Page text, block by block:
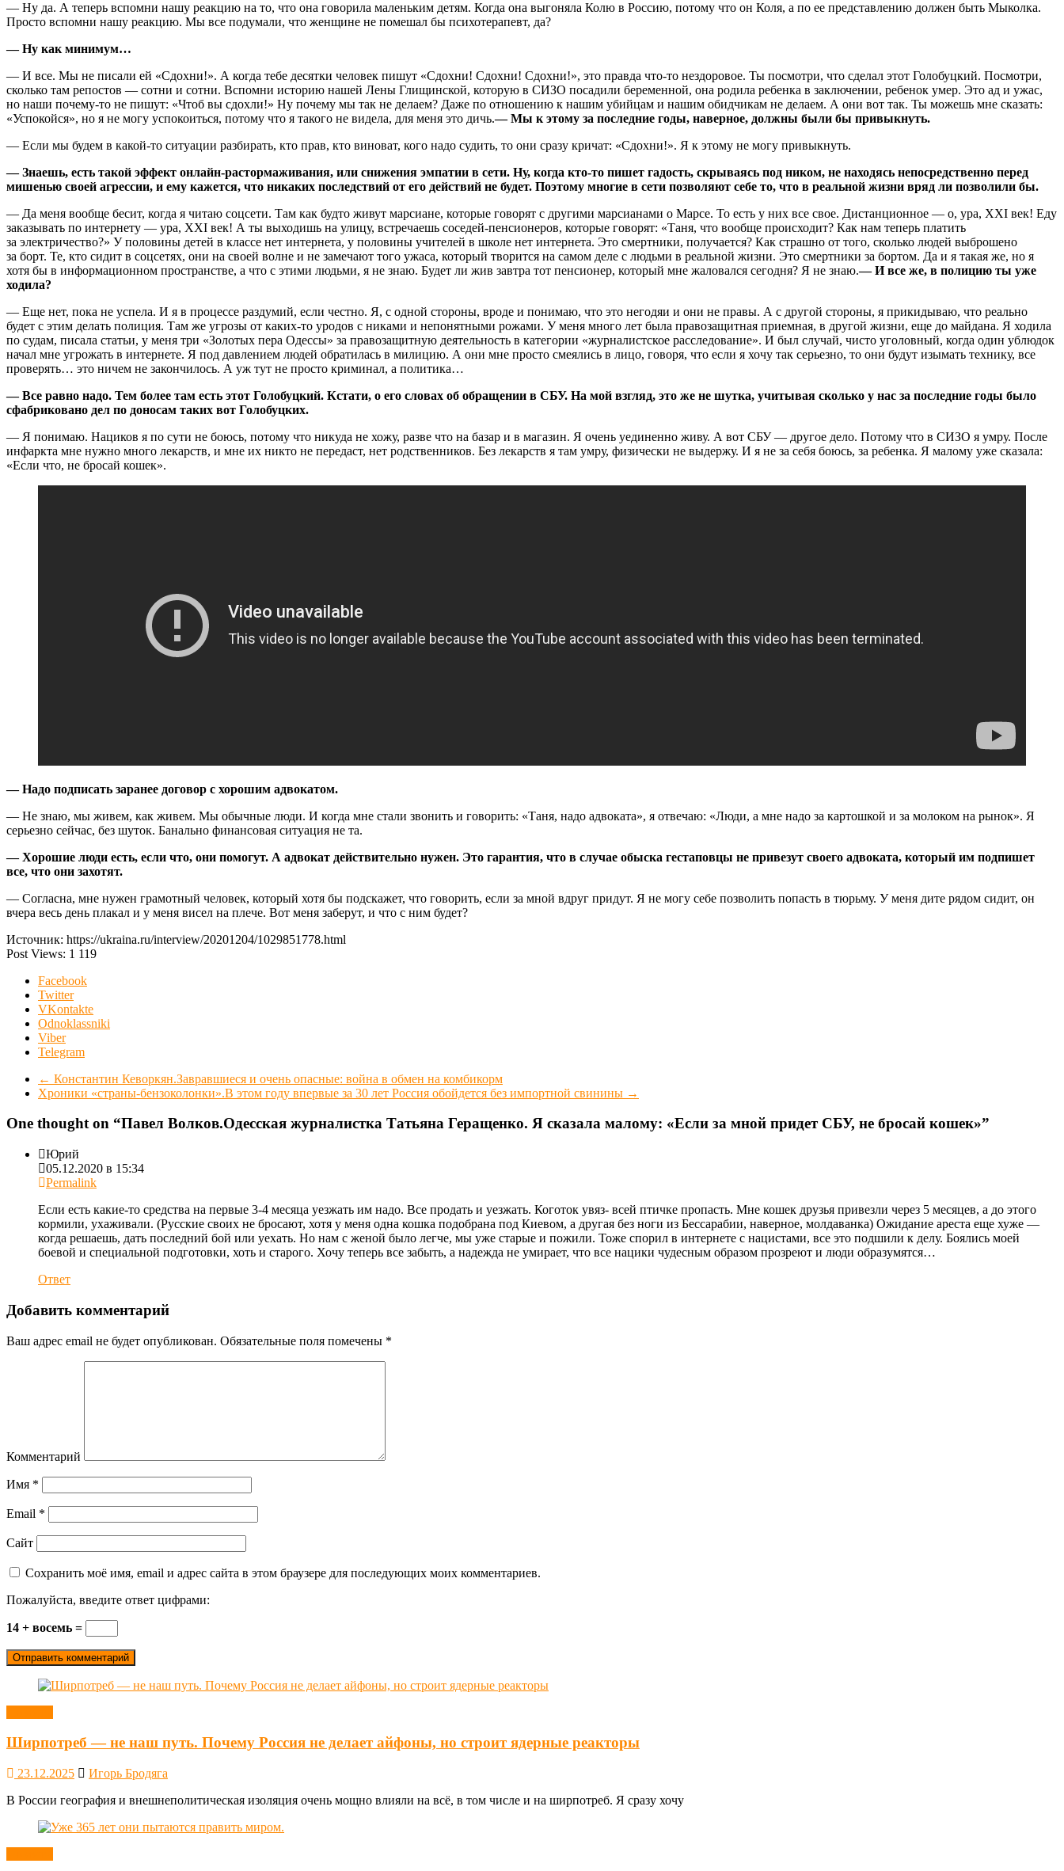
— Ну да. А теперь вспомни нашу реакцию на то, что она говорила маленьким детям. Когда она выгоняла Колю в Россию, потому что он Коля, а по ее представлению должен быть Мыколка.
Просто вспомни нашу реакцию. Мы все подумали, что женщине не помешал бы психотерапевт, да?
— Ну как минимум…
— И все. Мы не писали ей «Сдохни!». А когда тебе десятки человек пишут «Сдохни! Сдохни! Сдохни!», это правда что-то нездоровое. Ты посмотри, что сделал этот Голобуцкий. Посмотри,
сколько там репостов — сотни и сотни. Вспомни историю нашей Лены Глищинской, которую в СИЗО посадили беременной, она родила ребенка в заключении, ребенок умер. Это ад и ужас,
но наши почему-то не пишут: «Чтоб вы сдохли!» Ну почему мы так не делаем? Даже по отношению к нашим убийцам и нашим обидчикам не делаем. А они вот так. Ты можешь мне сказать:
«Успокойся», но я не могу успокоиться, потому что я такого не видела, для меня это дичь.— Мы к этому за последние годы, наверное, должны были бы привыкнуть.
— Если мы будем в какой-то ситуации разбирать, кто прав, кто виноват, кого надо судить, то они сразу кричат: «Сдохни!». Я к этому не могу привыкнуть.
— Знаешь, есть такой эффект онлайн-растормаживания, или снижения эмпатии в сети. Ну, когда кто-то пишет гадость, скрываясь под ником, не находясь непосредственно перед
мишенью своей агрессии, и ему кажется, что никаких последствий от его действий не будет. Поэтому многие в сети позволяют себе то, что в реальной жизни вряд ли позволили бы.
— Да меня вообще бесит, когда я читаю соцсети. Там как будто живут марсиане, которые говорят с другими марсианами о Марсе. То есть у них все свое. Дистанционное — о, ура, XXI век! Еду
заказывать по интернету — ура, XXI век! А ты выходишь на улицу, встречаешь соседей-пенсионеров, которые говорят: «Таня, что вообще происходит? Как нам теперь платить
за электричество?» У половины детей в классе нет интернета, у половины учителей в школе нет интернета. Это смертники, получается? Как страшно от того, сколько людей выброшено
за борт. Те, кто сидит в соцсетях, они на своей волне и не замечают того ужаса, который творится на самом деле с людьми в реальной жизни. Это смертники за бортом. Да и я такая же, но я
хотя бы в информационном пространстве, а что с этими людьми, я не знаю. Будет ли жив завтра тот пенсионер, который мне жаловался сегодня? Я не знаю.— И все же, в полицию ты уже
ходила?
— Еще нет, пока не успела. И я в процессе раздумий, если честно. Я, с одной стороны, вроде и понимаю, что это негодяи и они не правы. А с другой стороны, я прикидываю, что реально
будет с этим делать полиция. Там же угрозы от каких-то уродов с никами и непонятными рожами. У меня много лет была правозащитная приемная, в другой жизни, еще до майдана. Я ходила
по судам, писала статьи, у меня три «Золотых пера Одессы» за правозащитную деятельность в категории «журналистское расследование». И был случай, чисто уголовный, когда один ублюдок
начал мне угрожать в интернете. Я под давлением людей обратилась в милицию. А они мне просто смеялись в лицо, говоря, что если я хочу так серьезно, то они будут изымать технику, все
проверять… это ничем не закончилось. А уж тут не просто криминал, а политика…
— Все равно надо. Тем более там есть этот Голобуцкий. Кстати, о его словах об обращении в СБУ. На мой взгляд, это же не шутка, учитывая сколько у нас за последние годы было
сфабриковано дел по доносам таких вот Голобуцких.
— Я понимаю. Нациков я по сути не боюсь, потому что никуда не хожу, разве что на базар и в магазин. Я очень уединенно живу. А вот СБУ — другое дело. Потому что в СИЗО я умру. После
инфаркта мне нужно много лекарств, и мне их никто не передаст, нет родственников. Без лекарств я там умру, физически не выдержу. И я не за себя боюсь, за ребенка. Я малому уже сказала:
«Если что, не бросай кошек».
— Надо подписать заранее договор с хорошим адвокатом.
— Не знаю, мы живем, как живем. Мы обычные люди. И когда мне стали звонить и говорить: «Таня, надо адвоката», я отвечаю: «Люди, а мне надо за картошкой и за молоком на рынок». Я
серьезно сейчас, без шуток. Банально финансовая ситуация не та.
— Хорошие люди есть, если что, они помогут. А адвокат действительно нужен. Это гарантия, что в случае обыска гестаповцы не привезут своего адвоката, который им подпишет
все, что они захотят.
— Согласна, мне нужен грамотный человек, который хотя бы подскажет, что говорить, если за мной вдруг придут. Я не могу себе позволить попасть в тюрьму. У меня дите рядом сидит, он
вчера весь день плакал и у меня висел на плече. Вот меня заберут, и что с ним будет?
Источник: https://ukraina.ru/interview/20201204/1029851778.html
Post Views: 1 119
Facebook
Twitter
VKontakte
Odnoklassniki
Viber
Telegram
← Константин Кеворкян.Завравшиеся и очень опасные: война в обмен на комбикорм
Хроники «страны-бензоколонки».В этом году впервые за 30 лет Россия обойдется без импортной свинины →
One thought on “Павел Волков.Одесская журналистка Татьяна Геращенко. Я сказала малому: «Если за мной придет СБУ, не бросай кошек»”
Юрий
05.12.2020 в 15:34
Permalink
Если есть какие-то средства на первые 3-4 месяца уезжать им надо. Все продать и уезжать. Коготок увяз- всей птичке пропасть. Мне кошек друзья привезли через 5 месяцев, а до этого
кормили, ухаживали. (Русские своих не бросают, хотя у меня одна кошка подобрана под Киевом, а другая без ноги из Бессарабии, наверное, молдаванка) Ожидание ареста еще хуже —
когда решаешь, дать последний бой или уехать. Но нам с женой было легче, мы уже старые и пожили. Тоже спорил в интернете с нацистами, все это подшили к делу. Боялись моей
боевой и специальной подготовки, хоть и старого. Хочу теперь все забыть, а надежда не умирает, что все нацики чудесным образом прозреют и люди образумятся…
Ответ
Добавить комментарий
Ваш адрес email не будет опубликован. Обязательные поля помечены *
Комментарий
Имя *
Email *
Сайт
Сохранить моё имя, email и адрес сайта в этом браузере для последующих моих комментариев.
Пожалуйста, введите ответ цифрами:
14 + восемь =
Ширпотреб — не наш путь. Почему Россия не делает айфоны, но строит ядерные реакторы
23.12.2025
Игорь Бродяга
В России география и внешнеполитическая изоляция очень мощно влияли на всё, в том числе и на ширпотреб. Я сразу хочу